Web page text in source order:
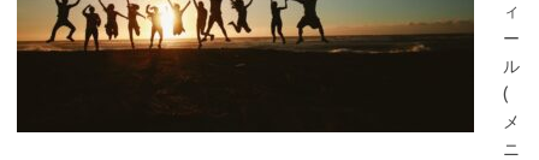
ィ
ー
ル
(
メ
ニ